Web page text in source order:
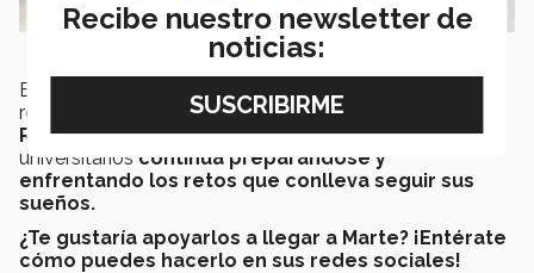
En los próximos meses se darán a conocer los
resultados de las convocatorias, entonces sabremos si
Rovertoresultó seleccionado. Mientras el equipo de
universitarios continúa preparándose y
enfrentando los retos que conlleva seguir sus
sueños.
¿Te gustaría apoyarlos a llegar a Marte? ¡Entérate
cómo puedes hacerlo en sus redes sociales!
Recibe nuestro newsletter de
noticias: